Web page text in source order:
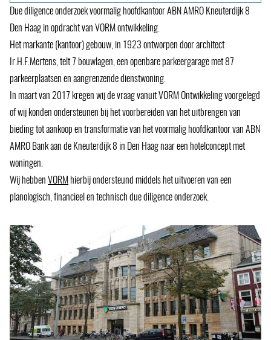
Due diligence onderzoek voormalig hoofdkantoor ABN AMRO Kneuterdijk 8
Den Haag in opdracht van VORM ontwikkeling.
Het markante (kantoor) gebouw, in 1923 ontworpen door architect
Ir.H.F.Mertens, telt 7 bouwlagen, een openbare parkeergarage met 87
parkeerplaatsen en aangrenzende dienstwoning.
In maart van 2017 kregen wij de vraag vanuit VORM Ontwikkeling voorgelegd
of wij konden ondersteunen bij het voorbereiden van het uitbrengen van
bieding tot aankoop en transformatie van het voormalig hoofdkantoor van ABN
AMRO Bank aan de Kneuterdijk 8 in Den Haag naar een hotelconcept met
woningen.
Wij hebben VORM (opent
in
venster)
hierbij ondersteund middels het uitvoeren van een
planologisch, financieel en technisch due diligence onderzoek.